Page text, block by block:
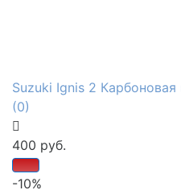
Suzuki Ignis 2
(0)
400 руб.
-10%